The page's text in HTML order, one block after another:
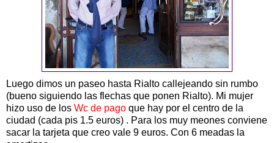
Luego dimos un paseo hasta Rialto callejeando sin rumbo
(bueno siguiendo las flechas que ponen Rialto). Mi mujer
hizo uso de los Wc de pago que hay por el centro de la
ciudad (cada pis 1.5 euros) . Para los muy meones conviene
sacar la tarjeta que creo vale 9 euros. Con 6 meadas la